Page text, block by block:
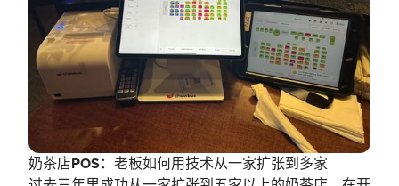
奶茶店POS：老板如何用技术从一家扩张到多家